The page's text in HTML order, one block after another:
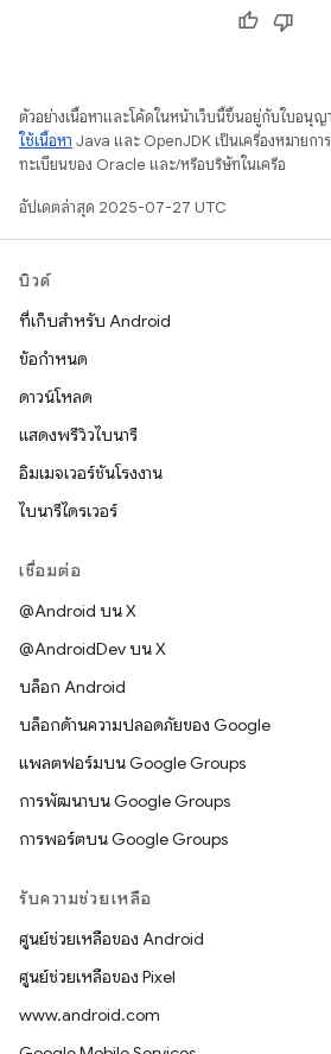
ตัวอย่างเนื้อหาและโค้ดในหน้าเว็บนี้ขึ้นอยู่กับใบอนุญ
ใช้เนื้อหา Java และ OpenJDK เป็นเครื่องหมายกา
ทะเบียนของ Oracle และ/หรือบริษัทในเครือ
อัปเดตล่าสุด 2025-07-27 UTC
บิวด์
ที่เก็บสำหรับ Android
ข้อกำหนด
ดาวน์โหลด
แสดงพรีวิวไบนารี
อิมเมจเวอร์ชันโรงงาน
ไบนารีไดรเวอร์
เชื่อมต่อ
@Android บน X
@AndroidDev บน X
บล็อก Android
บล็อกด้านความปลอดภัยของ Google
แพลตฟอร์มบน Google Groups
การพัฒนาบน Google Groups
การพอร์ตบน Google Groups
รับความช่วยเหลือ
ศูนย์ช่วยเหลือของ Android
ศูนย์ช่วยเหลือของ Pixel
www.android.com